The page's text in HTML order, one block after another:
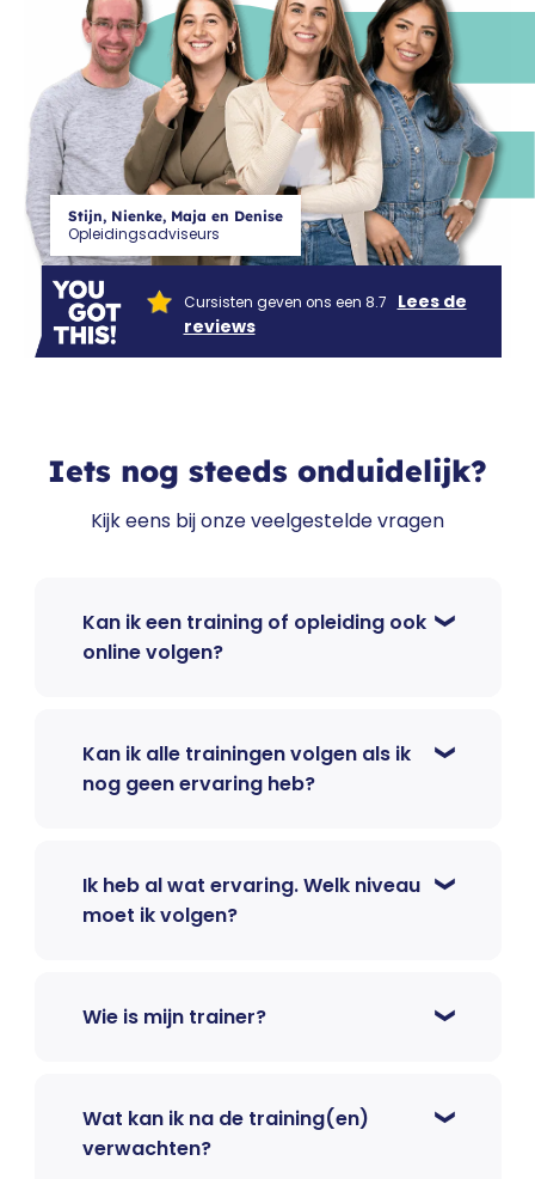
CF
Stijn, Nienke, Maja en Denise
Opleidingsadviseurs
Cursisten geven ons een 8.7
Lees de
reviews
Iets nog steeds onduidelijk?
Kijk eens bij onze veelgestelde vragen
Kan ik een training of opleiding ook
online volgen?
Kan ik alle trainingen volgen als ik
nog geen ervaring heb?
Ik heb al wat ervaring. Welk niveau
moet ik volgen?
Wie is mijn trainer?
Wat kan ik na de training(en)
verwachten?